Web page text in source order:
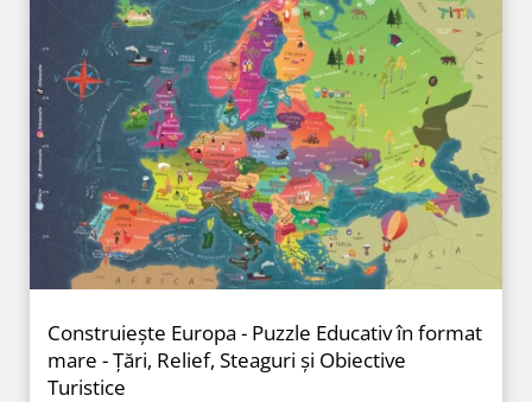
Construiește Europa - Puzzle Educativ în format
mare - Țări, Relief, Steaguri și Obiective
Turistice